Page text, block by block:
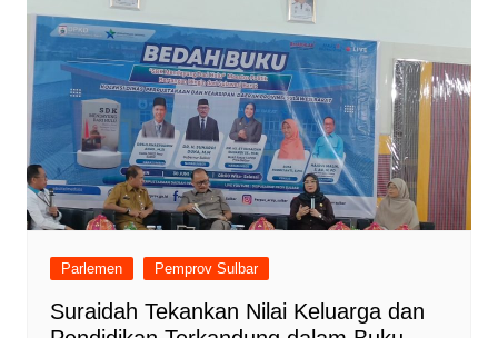
Parlemen Pemprov Sulbar
Suraidah Tekankan Nilai Keluarga dan